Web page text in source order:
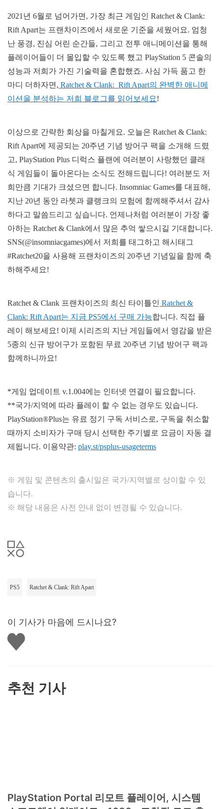
2021년 6월로 넘어가면, 가장 최근 게임인 Ratchet & Clank:
Rift Apart는 프랜차이즈에서 새로운 기준을 세웠어요. 엄청
난 풍경, 진심 어린 순간들, 그리고 전투 애니메이션을 통해
플레이어들이 더 몰입할 수 있도록 했고 PlayStation 5 콘솔의
성능과 저희가 가진 기술력을 혼합했죠. 사심 가득 품고 한
마디 더하자면, Ratchet & Clank: Rift Apart의 완벽한 애니메
이션을 분석하는 저희 블로그를 읽어보세요!
이상으로 간략한 회상을 마칠게요. 오늘은 Ratchet & Clank:
Rift Apart에 제공되는 20주년 기념 방어구 팩을 소개해 드렸
고, PlayStation Plus 디럭스 플랜에 여러분이 사랑했던 클래
식 게임들이 돌아온다는 소식도 전해드립니다! 여러분도 저
희만큼 기대가 크셨으면 합니다. Insomniac Games를 대표해,
지난 20년 동안 라쳇과 클랭크의 모험에 함께해주셔서 감사
하다고 말씀드리고 싶습니다. 언제나처럼 여러분이 가장 좋
아하는 Ratchet & Clank에서 많은 추억 쌓으시길 기대합니다.
SNS(@insomniacgames)에서 저희를 태그하고 해시태그
#Ratchet20을 사용해 프랜차이즈의 20주년 기념일을 함께 축
하해주세요!
Ratchet & Clank 프랜차이즈의 최신 타이틀인 Ratchet &
Clank: Rift Apart는 지금 PS5에서 구매 가능합니다. 직접 플
레이 해보세요! 이제 시리즈의 지난 게임들에서 영감을 받은
5종의 신규 방어구가 포함된 무료 20주년 기념 방어구 팩과
함께하니까요!
*게임 업데이트 v.1.004에는 인터넷 연결이 필요합니다.
**국가/지역에 따라 플레이 할 수 없는 경우도 있습니다.
PlayStation®Plus는 유료 정기 구독 서비스로, 구독을 취소할
때까지 소비자가 구매 당시 선택한 주기별로 요금이 자동 결
제됩니다. 이용약관: play.st/psplus-usageterms
※ 게임 및 콘텐츠의 출시일은 국가/지역별로 상이할 수 있
습니다.
※ 해당 내용은 사전 안내 없이 변경될 수 있습니다.
PS5 Ratchet & Clank: Rift Apart
이 기사가 마음에 드시나요?
좋
아
추천 기사
PlayStation Portal 리모트 플레이어, 시스템